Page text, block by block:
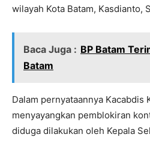
wilayah Kota Batam, Kasdianto,
Baca Juga : BP Batam
Batam
Dalam pernyataannya Kacabdis
menyayangkan pemblokiran
diduga dilakukan oleh Kepala